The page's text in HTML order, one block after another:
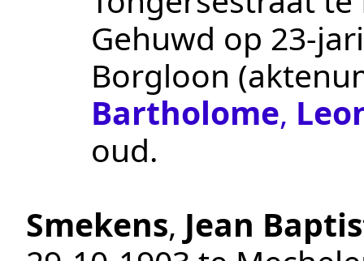
Gehuwd op 23-
Borgloon
Bartholome,
oud.
Smekens, Jean